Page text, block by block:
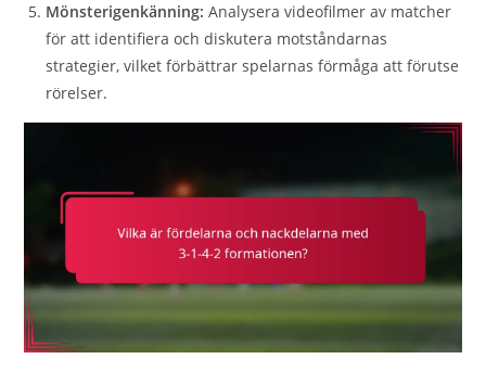
Mönsterigenkänning: Analysera videofilmer av matcher
för att identifiera och diskutera motståndarnas
strategier, vilket förbättrar spelarnas förmåga att förutse
rörelser.